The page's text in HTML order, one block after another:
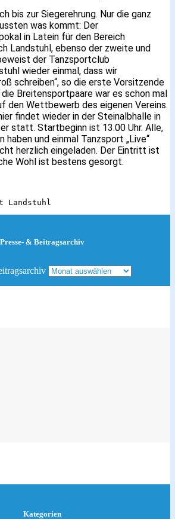
bis zur Siegerehrung. Nur die ganz
was kommt: Der
in Latein für den Bereich
Landstuhl, ebenso der zweite und
der Tanzsportclub
wieder einmal, dass wir
schreiben“, so die erste Vorsitzende
Breitensportpaare war es schon mal
den Wettbewerb des eigenen Vereins.
findet wieder in der Steinalbhalle in
statt. Startbeginn ist 13.00 Uhr. Alle,
haben und einmal Tanzsport „Live“
herzlich eingeladen. Der Eintritt ist
Wohl ist bestens gesorgt.
Landstuhl
Presse- & Beitragsarchiv
Kategorien